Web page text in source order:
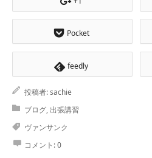
Pocket
feedly
投稿者:sachie
ブログ,出張講習
ヴァンサンク
コメント:0